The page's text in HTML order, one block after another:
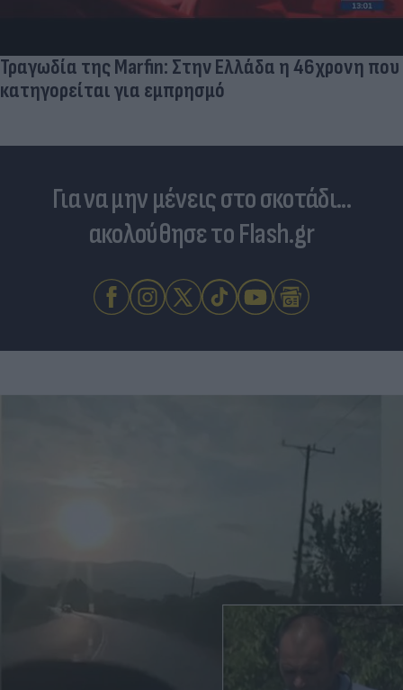
Τραγωδία της Marfin: Στην Ελλάδα η 46χρονη που
κατηγορείται για εμπρησμό
Για να μην μένεις στο σκοτάδι...
ακολούθησε το Flash.gr